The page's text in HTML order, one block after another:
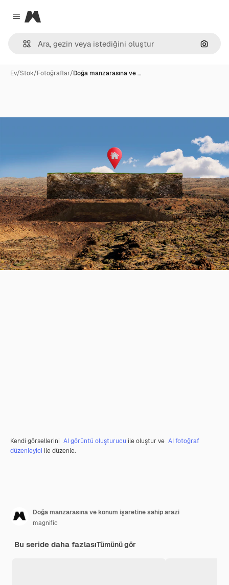
Close menu
Magnific
Ev/Stok/Fotoğraflar/Doğa manzarasına ve …
Kendi görsellerini AI görüntü oluşturucu ile oluştur ve AI fotoğraf
düzenleyici ile düzenle.
Doğa manzarasına ve konum işaretine sahip arazi
magnific
Bu seride daha fazlasıTümünü gör